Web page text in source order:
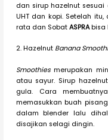
dan sirup hazelnut sesuai
UHT dan kopi. Setelah
rata dan Sobat ASPRAbisa
2. Hazelnut Banana
Smoothiesmerupakan
atau sayur. Sirup
gula. Cara
memasukkan buah
dalam blender lalu
disajikan selagi dingin.